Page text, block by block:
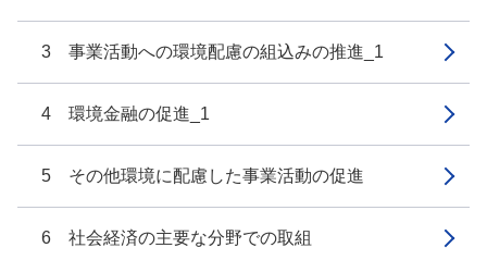
3 事業活動への環境配慮の組込みの推進_1
4 環境金融の促進_1
5 その他環境に配慮した事業活動の促進
6 社会経済の主要な分野での取組